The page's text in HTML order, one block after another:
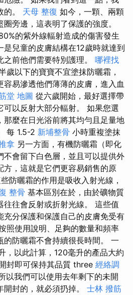
。 天母 整復 如今，一顆、兩顆
旁邊，這表明了保護的強度。
的紫外線輻射造成的傷害發生
兒童的皮膚結構在12歲時就達到
前他們需要特別護理。 哪裡找
歲以下的寶寶不宜塗抹防曬霜，
易滲透他們薄薄的皮膚，進入血
堂 地圖 從六歲開始，最好選擇帶
可以反射大部分輻射。 如果您選
那麼在日光浴前將其均勻且足量地
每 1.5-2 新埔整骨 小時重複塗抹
拿 另一方面，有機防曬霜（即化
不會留下白色層，並且可以提供外
方，這就是它們更容易銷售的原
防曬霜的作用是吸收入射光線，
整骨 基本區別在於，由於礦物質
往往會反射或折射光線。 這些值
充分保護和保護自己的皮膚免受有
照使用說明、足夠的數量和頻率
的防曬霜不會持續很長時間。 一
，以此計算，120毫升的產品大約
封即可保持其品質 three 經絡調
以我們可以使用去年剩下的未開
封的，就必須扔掉。 士林 撥筋